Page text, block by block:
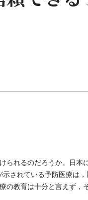
られるのだろうか。日本
されている予防医療は
の教育は十分と言えず，